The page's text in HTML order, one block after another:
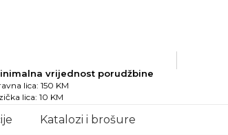
vrijednost porudžbine
lica: 150 KM
lica: 10 KM
Katalozi i brošure